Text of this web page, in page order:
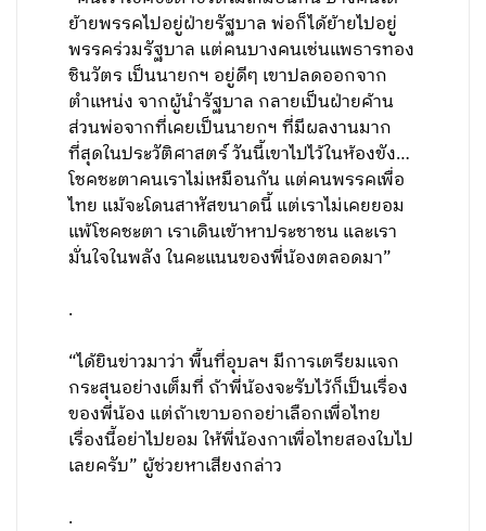
ย้ายพรรคไปอยู่ฝ่ายรัฐบาล พ่อก็ได้ย้ายไปอยู่
พรรคร่วมรัฐบาล แต่คนบางคนเช่นแพธารทอง
ชินวัตร เป็นนายกฯ อยู่ดีๆ เขาปลดออกจาก
ตำแหน่ง จากผู้นำรัฐบาล กลายเป็นฝ่ายค้าน
ส่วนพ่อจากที่เคยเป็นนายกฯ ที่มีผลงานมาก
ที่สุดในประวัติศาสตร์ วันนี้เขาไปไว้ในห้องขัง…
โชคชะตาคนเราไม่เหมือนกัน แต่คนพรรคเพื่อ
ไทย แม้จะโดนสาหัสขนาดนี้ แต่เราไม่เคยยอม
แพ้โชคชะตา เราเดินเข้าหาประชาชน และเรา
มั่นใจในพลัง ในคะแนนของพี่น้องตลอดมา”
.
“ได้ยินข่าวมาว่า พื้นที่อุบลฯ มีการเตรียมแจก
กระสุนอย่างเต็มที่ ถ้าพี่น้องจะรับไว้ก็เป็นเรื่อง
ของพี่น้อง แต่ถ้าเขาบอกอย่าเลือกเพื่อไทย
เรื่องนี้อย่าไปยอม ให้พี่น้องกาเพื่อไทยสองใบไป
เลยครับ” ผู้ช่วยหาเสียงกล่าว
.